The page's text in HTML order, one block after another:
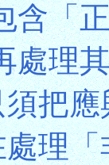
含「
處理
把
理